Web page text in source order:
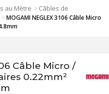
au Mètre > Câbles de
>MOGAMI NEGLEX 3106 Câble Micro
Câble Micro /
0.22mm²